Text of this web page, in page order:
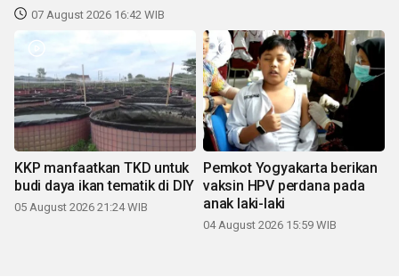
07 August 2026 16:42 WIB
KKP manfaatkan TKD untuk
budi daya ikan tematik di DIY
05 August 2026 21:24 WIB
Pemkot Yogyakarta berikan
vaksin HPV perdana pada
anak laki-laki
04 August 2026 15:59 WIB